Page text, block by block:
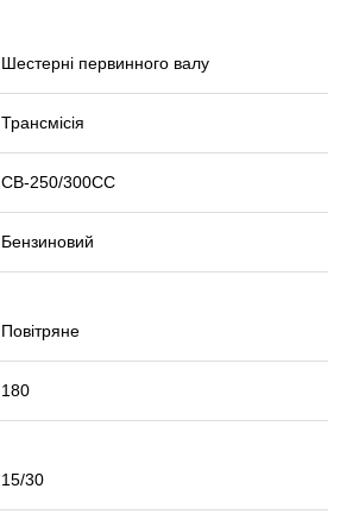
Шестерні первинного валу
Трансмісія
CB-250/300СС
Бензиновий
Повітряне
180
15/30